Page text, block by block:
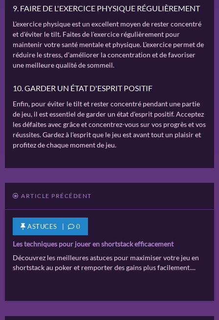
9. FAIRE DE L'EXERCICE PHYSIQUE RÉGULIÈREMENT
L'exercice physique est un excellent moyen de rester concentré
et d'éviter le tilt. Faites de l'exercice régulièrement pour
maintenir votre santé mentale et physique. L'exercice permet de
réduire le stress, d'améliorer la concentration et de favoriser
une meilleure qualité de sommeil.
10. GARDER UN ÉTAT D'ESPRIT POSITIF
Enfin, pour éviter le tilt et rester concentré pendant une partie
de jeu, il est essentiel de garder un état d'esprit positif. Acceptez
les défaites avec grâce et concentrez-vous sur vos progrès et vos
réussites. Gardez à l'esprit que le jeu est avant tout un plaisir et
profitez de chaque moment de jeu.
ARTICLE PRÉCÉDENT
ASTUCES | 0
Les techniques pour jouer en shortstack efficacement
Découvrez les meilleures astuces pour maximiser votre jeu en
shortstack au poker et remporter des gains plus facilement....